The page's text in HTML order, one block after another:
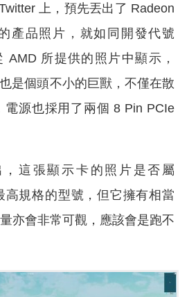
上，預先丟出了 Radeon
產品照片，就如同開發代號
AMD 所提供的照片中顯示，
是個頭不小的巨獸，不僅在散
源也採用了兩個 8 Pin PCIe
這張顯示卡的照片是否屬
高規格的型號，但它擁有相當
亦會非常可觀，應該會是跑不